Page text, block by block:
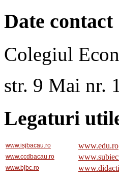
Date contact
Colegiul
str. 9 Mai nr.
Legaturi
www.isjbacau.ro www.edu.ro
www.ccdbacau.ro
www.bjbc.ro